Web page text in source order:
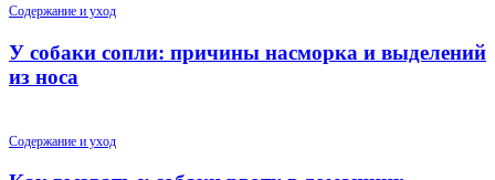
Содержание и уход
У собаки сопли: причины насморка и выделений
из носа
Содержание и уход